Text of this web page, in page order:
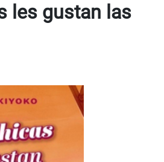
les gustan las